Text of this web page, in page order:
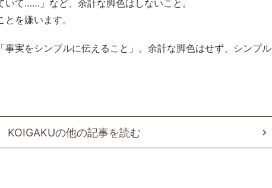
て……」など、余計な脚色はしないこと。
を嫌います。
事実をシンプルに伝えること」。余計な脚色はせず、シンプル
KOIGAKUの他の記事を読む